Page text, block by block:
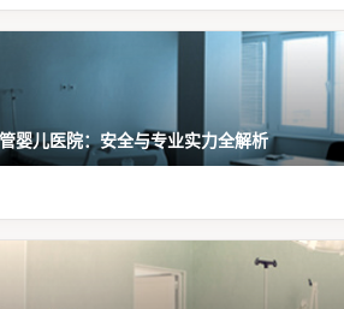
婴儿医院：安全与专业实力全解析